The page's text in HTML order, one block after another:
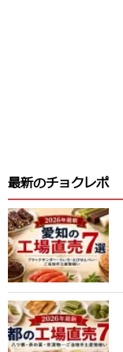
最新のチョクレポ